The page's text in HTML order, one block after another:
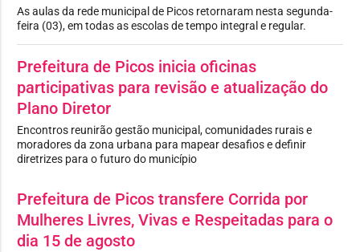
As aulas da rede municipal de Picos retornaram nesta segunda-
feira (03), em todas as escolas de tempo integral e regular.
Prefeitura de Picos inicia oficinas
participativas para revisão e atualização do
Plano Diretor
Encontros reunirão gestão municipal, comunidades rurais e
moradores da zona urbana para mapear desafios e definir
diretrizes para o futuro do município
Prefeitura de Picos transfere Corrida por
Mulheres Livres, Vivas e Respeitadas para o
dia 15 de agosto